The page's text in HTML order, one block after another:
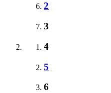
2
3
4
5
6